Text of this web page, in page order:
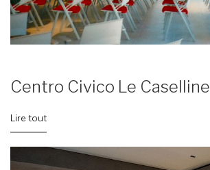
Centro Civico Le Caselline
Lire tout